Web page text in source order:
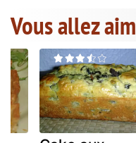
Vous allez